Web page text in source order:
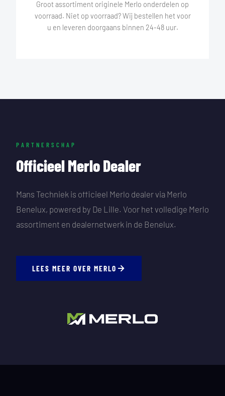
Groot assortiment originele Merlo onderdelen op
voorraad. Niet op voorraad? Wij bestellen het voor
u en leveren doorgaans binnen 24-48 uur.
PARTNERSCHAP
Officieel Merlo Dealer
Mans Techniek is officieel Merlo dealer via Merlo
Benelux, powered by De Lille. Voor het volledige Merlo
assortiment en dealernetwerk in de Benelux.
LEES MEER OVER MERLO